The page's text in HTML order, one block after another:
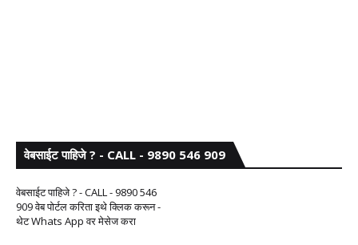
वेबसाईट पाहिजे ? - CALL - 9890 546 909
वेबसाईट पाहिजे ? - CALL - 9890 546
909 वेब पोर्टल करिता इथे क्लिक करून -
थेट Whats App वर मेसेज करा